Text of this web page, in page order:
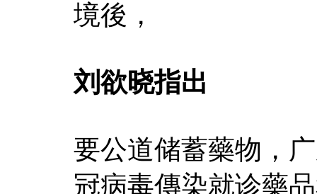
境後，
刘欲晓指出
要公道储蓄藥物，
冠病毒傳染就诊藥